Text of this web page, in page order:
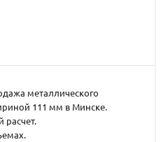
металлического
111 мм в Минске.
расчет.